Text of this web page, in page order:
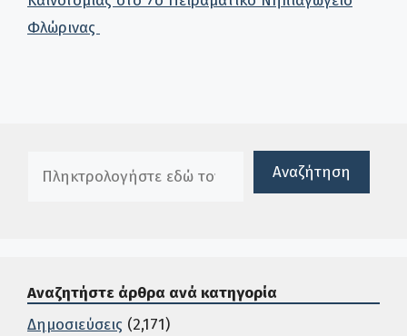
Φλώρινας
Αναζήτηση
Αναζητήστε άρθρα ανά κατηγορία
Δημοσιεύσεις (2,171)